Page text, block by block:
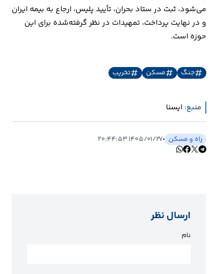
می‌شود، ثبت در ستاد بحران، تأیید پلیس، ارجاع به بیمه ایران
و در نهایت پرداخت، تمهیدات در نظر گرفته‌شده برای این
حوزه است.
جنگ مسکن تخریب
منبع: ايسنا
راه و مسکن ۱۴۰۵/۰۱/۲۷ ۲۰:۴۴:۵۳
ارسال نظر
نام